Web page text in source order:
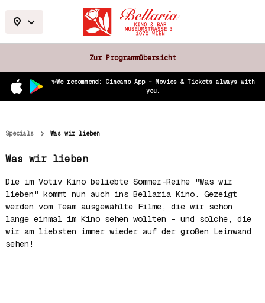
Zur Programmübersicht
✨We recommend: Cineamo App – Movies & Tickets always with
you.
Specials Was wir lieben
Was wir lieben
Die im Votiv Kino beliebte Sommer-Reihe "Was wir
lieben" kommt nun auch ins Bellaria Kino. Gezeigt
werden vom Team ausgewählte Filme, die wir schon
lange einmal im Kino sehen wollten – und solche, die
wir am liebsten immer wieder auf der großen Leinwand
sehen!